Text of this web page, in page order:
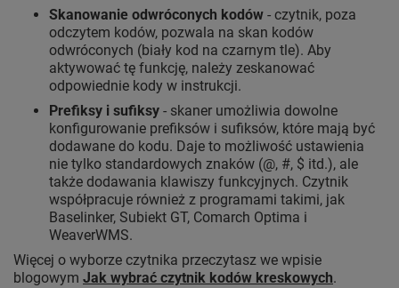
Skanowanie odwróconych kodów - czytnik, poza
odczytem kodów, pozwala na skan kodów
odwróconych (biały kod na czarnym tle). Aby
aktywować tę funkcję, należy zeskanować
odpowiednie kody w instrukcji.
Prefiksy i sufiksy - skaner umożliwia dowolne
konfigurowanie prefiksów i sufiksów, które mają być
dodawane do kodu. Daje to możliwość ustawienia
nie tylko standardowych znaków (@, #, $ itd.), ale
także dodawania klawiszy funkcyjnych. Czytnik
współpracuje również z programami takimi, jak
Baselinker, Subiekt GT, Comarch Optima i
WeaverWMS.
Więcej o wyborze czytnika przeczytasz we wpisie
blogowym Jak wybrać czytnik kodów kreskowych.